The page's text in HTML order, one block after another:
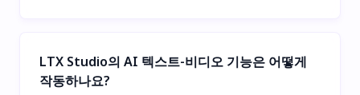
LTX Studio의 AI 텍스트-비디오 기능은 어떻게
작동하나요?